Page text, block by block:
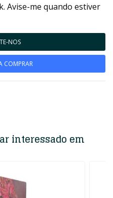
Avise-me quando estiver
NOS
COMPRAR
interessado em